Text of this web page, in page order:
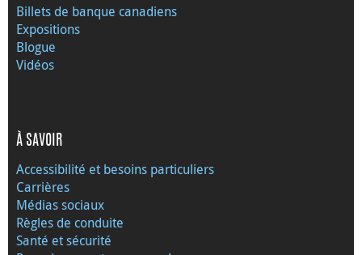
Billets de banque canadiens
Expositions
Blogue
Vidéos
À SAVOIR
Accessibilité et besoins particuliers
Carrières
Médias sociaux
Règles de conduite
Santé et sécurité